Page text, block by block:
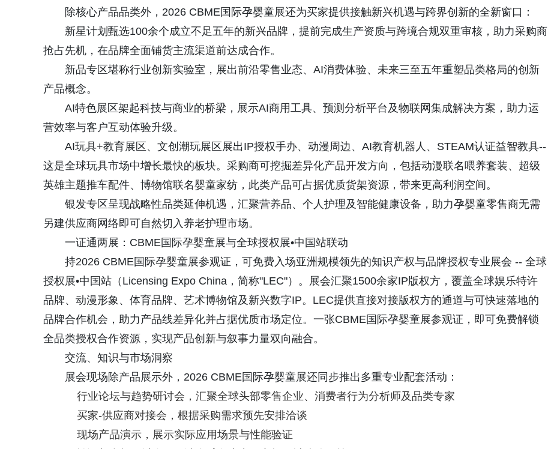
除核心产品品类外，2026 CBME国际孕婴童展还为买家提供接触新兴机遇与跨界创新的全新窗口：
新星计划甄选100余个成立不足五年的新兴品牌，提前完成生产资质与跨境合规双重审核，助力采购商
抢占先机，在品牌全面铺货主流渠道前达成合作。
新品专区堪称行业创新实验室，展出前沿零售业态、AI消费体验、未来三至五年重塑品类格局的创新
产品概念。
AI特色展区架起科技与商业的桥梁，展示AI商用工具、预测分析平台及物联网集成解决方案，助力运
营效率与客户互动体验升级。
AI玩具+教育展区、文创潮玩展区展出IP授权手办、动漫周边、AI教育机器人、STEAM认证益智教具--
这是全球玩具市场中增长最快的板块。采购商可挖掘差异化产品开发方向，包括动漫联名喂养套装、超级
英雄主题推车配件、博物馆联名婴童家纺，此类产品可占据优质货架资源，带来更高利润空间。
银发专区呈现战略性品类延伸机遇，汇聚营养品、个人护理及智能健康设备，助力孕婴童零售商无需
另建供应商网络即可自然切入养老护理市场。
一证通两展：CBME国际孕婴童展与全球授权展•中国站联动
持2026 CBME国际孕婴童展参观证，可免费入场亚洲规模领先的知识产权与品牌授权专业展会 -- 全球
授权展•中国站（Licensing Expo China，简称"LEC"）。展会汇聚1500余家IP版权方，覆盖全球娱乐特许
品牌、动漫形象、体育品牌、艺术博物馆及新兴数字IP。LEC提供直接对接版权方的通道与可快速落地的
品牌合作机会，助力产品线差异化并占据优质市场定位。一张CBME国际孕婴童展参观证，即可免费解锁
全品类授权合作资源，实现产品创新与叙事力量双向融合。
交流、知识与市场洞察
展会现场除产品展示外，2026 CBME国际孕婴童展还同步推出多重专业配套活动：
行业论坛与趋势研讨会，汇聚全球头部零售企业、消费者行为分析师及品类专家
买家-供应商对接会，根据采购需求预先安排洽谈
现场产品演示，展示实际应用场景与性能验证